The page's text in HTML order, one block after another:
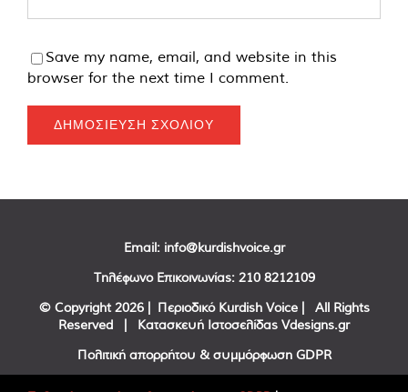
Save my name, email, and website in this
browser for the next time I comment.
Email: info@kurdishvoice.gr
Τηλέφωνο Επικοινωνίας: 210 8212109
© Copyright 2026 | Περιοδικό Kurdish Voice | All Rights
Reserved | Κατασκευή Ιστοσελίδας Vdesigns.gr
Πολιτική απορρήτου & συμμόρφωση GDPR